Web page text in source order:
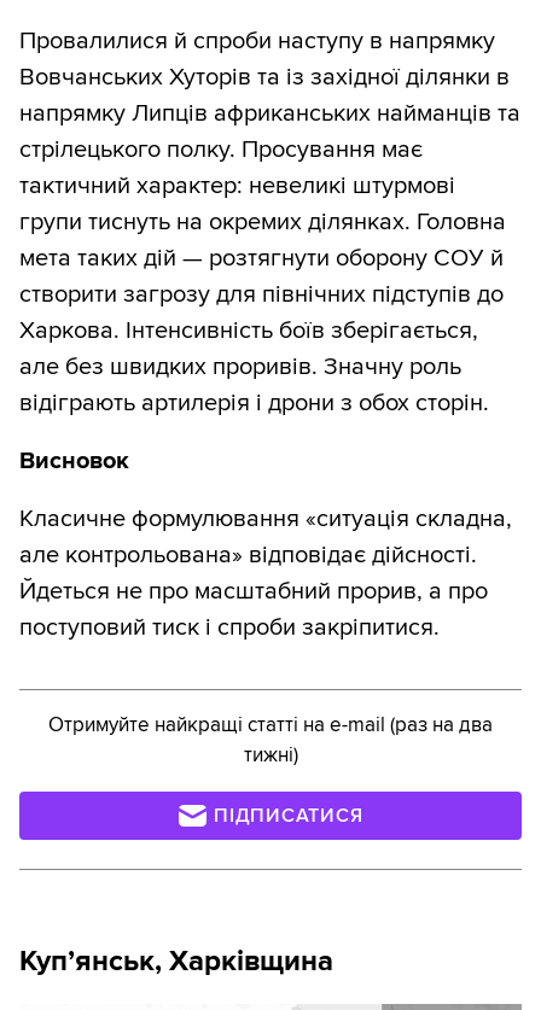
Провалилися й спроби наступу в напрямку
Вовчанських Хуторів та із західної ділянки в
напрямку Липців африканських найманців та
стрілецького полку. Просування має
тактичний характер: невеликі штурмові
групи тиснуть на окремих ділянках. Головна
мета таких дій — розтягнути оборону СОУ й
створити загрозу для північних підступів до
Харкова. Інтенсивність боїв зберігається,
але без швидких проривів. Значну роль
відіграють артилерія і дрони з обох сторін.
Висновок
Класичне формулювання «ситуація складна,
але контрольована» відповідає дійсності.
Йдеться не про масштабний прорив, а про
поступовий тиск і спроби закріпитися.
Отримуйте найкращі статті на e-mail (раз на два
тижні)
ПІДПИСАТИСЯ
Купʼянськ, Харківщина